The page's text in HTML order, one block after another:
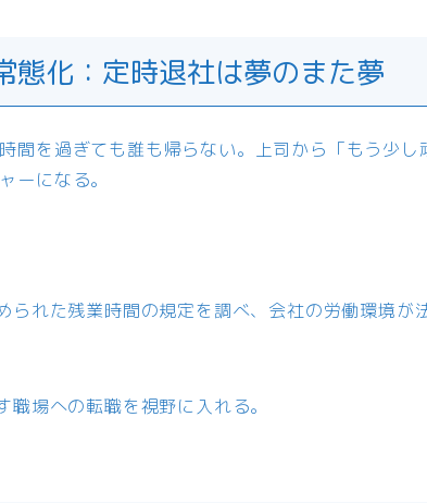
態化：定時退社は夢のまた夢
間を過ぎても誰も帰らない。上司から「もう少し
ーになる。
られた残業時間の規定を調べ、会社の労働環境が
職場への転職を視野に入れる。